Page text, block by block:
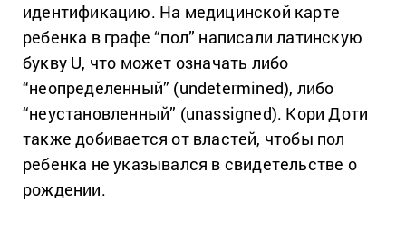
идентификацию. На медицинской карте
ребенка в графе “пол” написали латинскую
букву U, что может означать либо
“неопределенный” (undetermined), либо
“неустановленный” (unassigned). Кори Доти
также добивается от властей, чтобы пол
ребенка не указывался в свидетельстве о
рождении.